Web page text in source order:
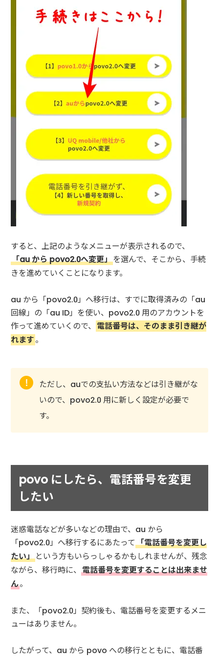
すると、上記のようなメニューが表示されるので、
「au から povo2.0へ変更」を選んで、そこから、手続
きを進めていくことになります。
au から「povo2.0」へ移行は、すでに取得済みの「au
回線」の「au ID」を使い、povo2.0 用のアカウントを
作って進めていくので、 電話番号は、そのまま引き継が
れます。
ただし、auでの支払い方法などは引き継がな
いので、povo2.0 用に新しく設定が必要で
す。
povo にしたら、電話番号を変更
したい
迷惑電話などが多いなどの理由で、au から
「povo2.0」へ移行するにあたって「電話番号を変更し
たい」という方もいらっしゃるかもしれませんが、残念
ながら、移行時に、電話番号を変更することは出来ませ
ん。
また、「povo2.0」契約後も、電話番号を変更するメニ
ューはありません。
したがって、au から povo への移行とともに、電話番